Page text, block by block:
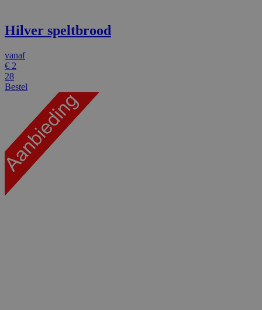
Hilver speltbrood
vanaf
€ 2
28
Bestel